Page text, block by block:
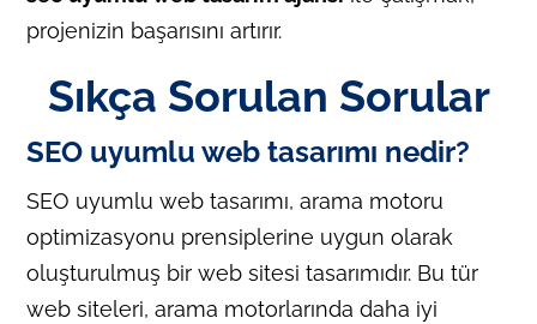
projenizin başarısını artırır.
Sıkça Sorulan Sorular
SEO uyumlu web tasarımı nedir?
SEO uyumlu web tasarımı, arama motoru
optimizasyonu prensiplerine uygun olarak
oluşturulmuş bir web sitesi tasarımıdır. Bu tür
web siteleri, arama motorlarında daha iyi